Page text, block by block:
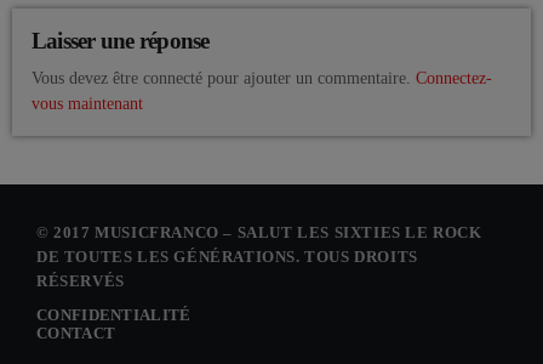
Laisser une réponse
Vous devez être connecté pour ajouter un commentaire. Connectez-
vous maintenant
© 2017 MUSICFRANCO – SALUT LES SIXTIES LE ROCK
DE TOUTES LES GÉNÉRATIONS. TOUS DROITS
RÉSERVÉS
CONFIDENTIALITÉ
CONTACT